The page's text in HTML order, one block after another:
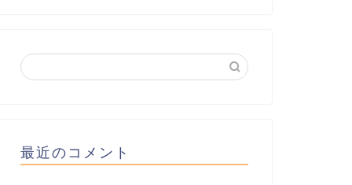
最近のコメント